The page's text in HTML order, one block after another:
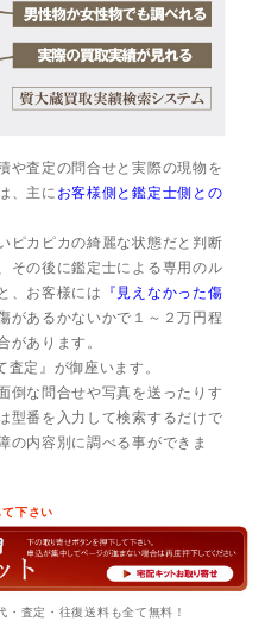
や査定の問合せと実際の現物を
、主に お客様側と鑑定士側との
ピカピカの綺麗な状態だと判断
その後に鑑定士による専用のル
、お客様には
『見えなかった傷
があるかないかで１～２万円程
があります。
定』が御座います。
倒な問合せや写真を送ったりす
型番を入力して検索するだけで
の内容別に調べる事ができま
下さい
査定・往復送料も全て無料！